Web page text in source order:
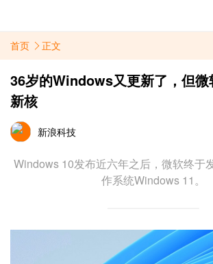
首页 正文
36岁的Windows又更新了，但微
新核
新浪科技
Windows 10发布近六年之后，微软终于
作系统Windows 11。